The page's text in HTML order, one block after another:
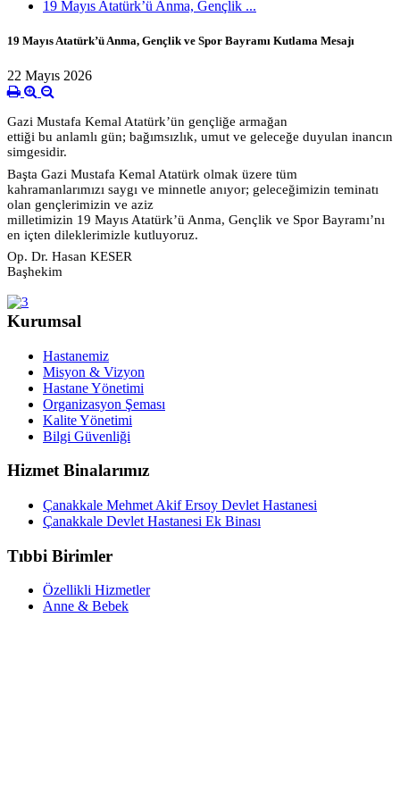
19 Mayıs Atatürk’ü Anma, Gençlik ...
19 Mayıs Atatürk’ü Anma, Gençlik ve Spor Bayramı Kutlama Mesajı
22 Mayıs 2026
Gazi Mustafa Kemal Atatürk’ün gençliğe armağan
ettiği bu anlamlı gün; bağımsızlık, umut ve geleceğe duyulan inancın
simgesidir.
Başta Gazi Mustafa Kemal Atatürk olmak üzere tüm
kahramanlarımızı saygı ve minnetle anıyor; geleceğimizin teminatı
olan gençlerimizin ve aziz
milletimizin 19 Mayıs Atatürk’ü Anma, Gençlik ve Spor Bayramı’nı
en içten dileklerimizle kutluyoruz.
Op. Dr. Hasan KESER
Başhekim
Kurumsal
Hastanemiz
Misyon & Vizyon
Hastane Yönetimi
Organizasyon Şeması
Kalite Yönetimi
Bilgi Güvenliği
Hizmet Binalarımız
Çanakkale Mehmet Akif Ersoy Devlet Hastanesi
Çanakkale Devlet Hastanesi Ek Binası
Tıbbi Birimler
Özellikli Hizmetler
Anne & Bebek